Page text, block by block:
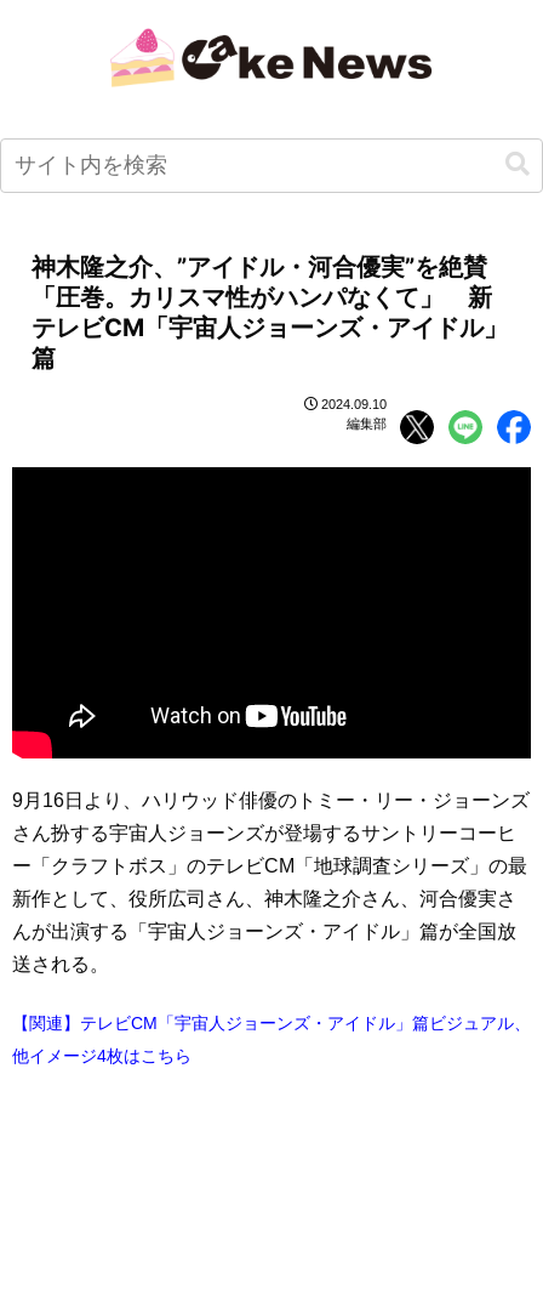
神木隆之介、”アイドル・河合優実”を絶賛
「圧巻。カリスマ性がハンパなくて」 新
テレビCM「宇宙人ジョーンズ・アイドル」
篇
2024.09.10
編集部
9月16日より、ハリウッド俳優のトミー・リー・ジョーンズ
さん扮する宇宙人ジョーンズが登場するサントリーコーヒ
ー「クラフトボス」のテレビCM「地球調査シリーズ」の最
新作として、役所広司さん、神木隆之介さん、河合優実さ
んが出演する「宇宙人ジョーンズ・アイドル」篇が全国放
送される。
【関連】テレビCM「宇宙人ジョーンズ・アイドル」篇ビジュアル、
他イメージ4枚はこちら